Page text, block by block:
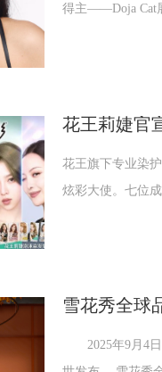
得主——Doja Cat
花王莉婕官
花王旗下专业染
炫彩大使。七位
雪花秀全球
2025年9月4日